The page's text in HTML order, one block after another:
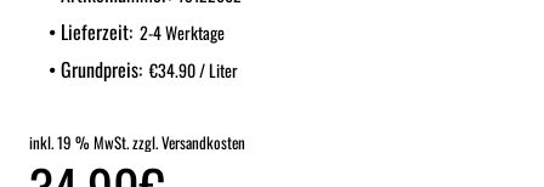
Lieferzeit: 2-4 Werktage
Grundpreis: €34.90 / Liter
inkl. 19 % MwSt. zzgl. Versandkosten